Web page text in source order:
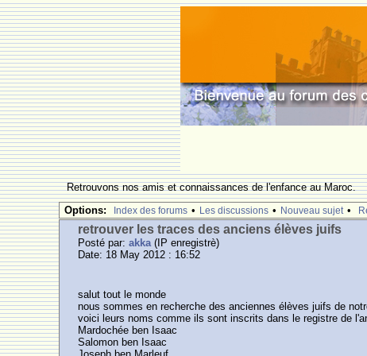
Retrouvons nos amis et connaissances de l'enfance au Maroc.
Options: Index des forums • Les discussions • Nouveau sujet •
retrouver les traces des anciens élèves juifs
Posté par:akka(IP enregistrè)
Date: 18 May 2012 : 16:52
salut tout le monde
nous sommes en recherche des anciennes élèves juifs de
voici leurs noms comme ils sont inscrits dans le registre de
Mardochée ben Isaac
Salomon ben Isaac